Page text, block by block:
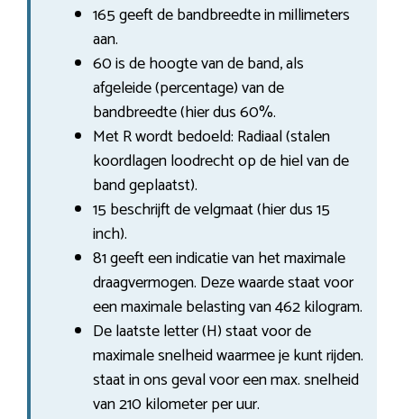
165 geeft de bandbreedte in millimeters
aan.
60 is de hoogte van de band, als
afgeleide (percentage) van de
bandbreedte (hier dus 60%.
Met R wordt bedoeld: Radiaal (stalen
koordlagen loodrecht op de hiel van de
band geplaatst).
15 beschrijft de velgmaat (hier dus 15
inch).
81 geeft een indicatie van het maximale
draagvermogen. Deze waarde staat voor
een maximale belasting van 462 kilogram.
De laatste letter (H) staat voor de
maximale snelheid waarmee je kunt rijden.
staat in ons geval voor een max. snelheid
van 210 kilometer per uur.